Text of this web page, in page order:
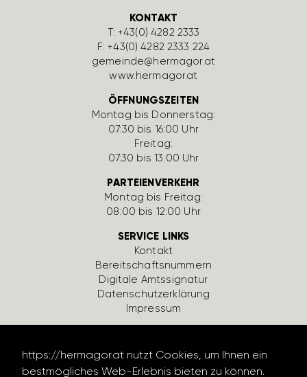
https://hermagor.at nutzt Cookies, um Ihnen ein
bestmögliches Web-Erlebnis bieten zu können.
KONTAKT
T:+43(0) 4282 2333
F: +43(0) 4282 2333 224
gemeinde@hermagor.at
www.hermagor.at
ÖFFNUNGSZEITEN
Montag bis Donnerstag:
07:30 bis 16:00 Uhr
Freitag:
07:30 bis 13:00 Uhr
PARTEIENVERKEHR
Montag bis Freitag:
08:00 bis 12:00 Uhr
SERVICE LINKS
Kontakt
Bereit­schafts­num­mern
Digi­tale Amts­si­gnatur
Daten­schutz­er­klä­rung
Impressum